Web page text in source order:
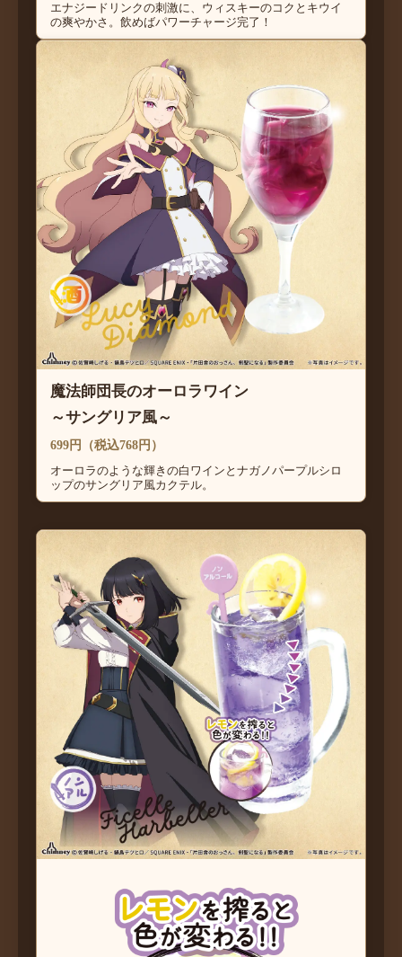
エナジードリンクの刺激に、ウィスキーのコクとキウイ
の爽やかさ。飲めばパワーチャージ完了！
魔法師団長のオーロラワイン
～サングリア風～
699円（税込768円）
オーロラのような輝きの白ワインとナガノパープルシロ
ップのサングリア風カクテル。